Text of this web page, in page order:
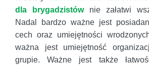
dla brygadzistównie załatwi
Nadal bardzo ważne jest
cech oraz umiejętności
ważna jest umiejętność
grupie. Ważne jest także